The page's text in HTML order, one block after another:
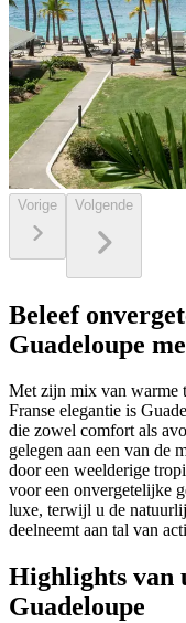
Vorige Volgende
Beleef
Guadeloupe
Met zijn mix van warme
Franse elegantie is
die zowel comfort als
gelegen aan een van de
door een weelderige
voor een onvergetelijke
luxe, terwijl u de
deelneemt aan tal van
Highlights van
Guadeloupe